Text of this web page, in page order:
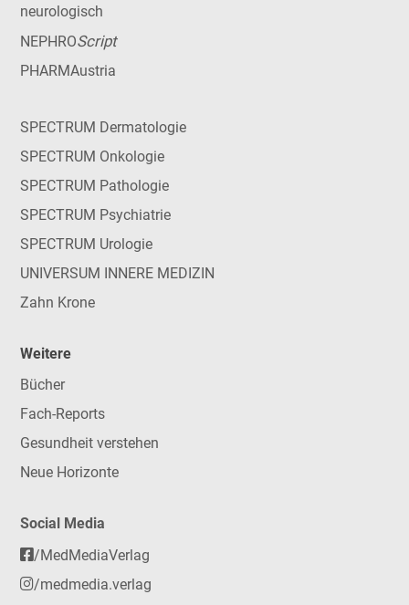
neurologisch
NEPHROScript
PHARMAustria
SPECTRUM Dermatologie
SPECTRUM Onkologie
SPECTRUM Pathologie
SPECTRUM Psychiatrie
SPECTRUM Urologie
UNIVERSUM INNERE MEDIZIN
Zahn Krone
Weitere
Bücher
Fach-Reports
Gesundheit verstehen
Neue Horizonte
Social Media
/MedMediaVerlag
/medmedia.verlag